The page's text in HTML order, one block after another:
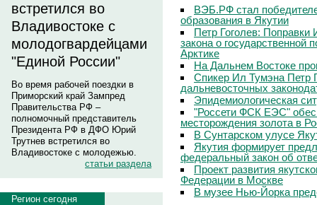
встретился во
Владивостоке с
молодогвардейцами
"Единой России"
Во время рабочей поездки в
Приморский край Зампред
Правительства РФ –
полномочный представитель
Президента РФ в ДФО Юрий
Трутнев встретился во
Владивостоке с молодежью.
статьи раздела
Регион сегодня
ВЭБ.РФ стал
образования в Якутии
Петр Гоголев:
закона о государственной
Арктике
На Дальнем Востоке
Спикер Ил Тумэна Петр
дальневосточных
Эпидемиологическая
"Россети ФСК ЕЭС"
месторождения золота в
В Сунтарском улусе
Якутия формирует
федеральный закон об
Проект развития
Федерации в Москве
В музее Нью-Йорка